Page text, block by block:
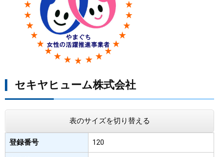
まちづくり
県政情報
セキヤヒューム株式会社
表のサイズを切り替える
登録番号 120